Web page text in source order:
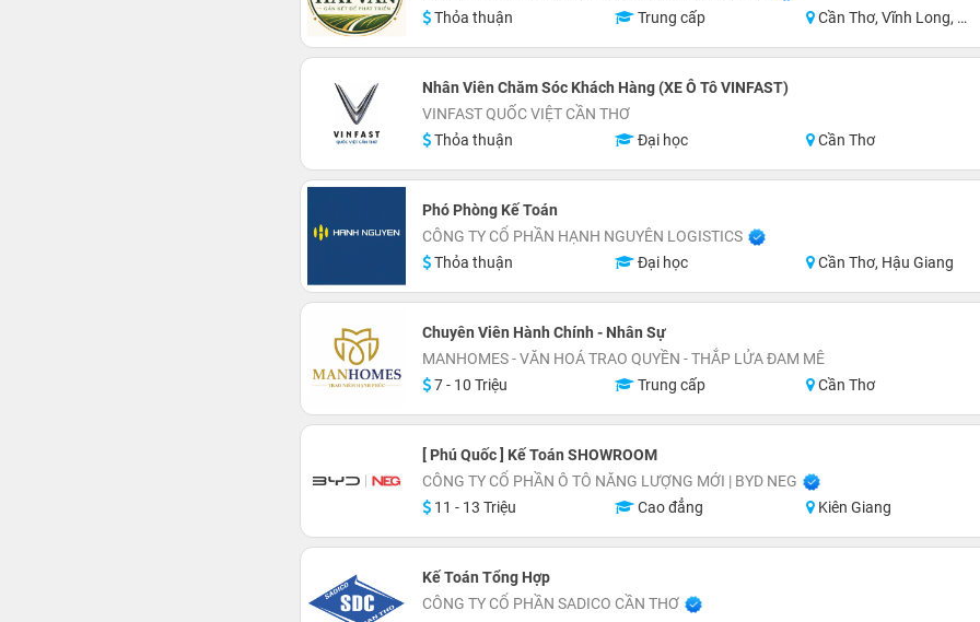
Thỏa thuận
Trung cấp Cần Thơ, Vĩnh Long, An Giang, Kiên Giang, Đồng Tháp, Hậu Giang
Nhân Viên Chăm Sóc Khách Hàng (XE Ô Tô VINFAST)
VINFAST QUỐC VIỆT CẦN THƠ
Thỏa thuận
Đại học Cần Thơ
Phó Phòng Kế Toán
CÔNG TY CỔ PHẦN HẠNH NGUYÊN LOGISTICS
Thỏa thuận
Đại học Cần Thơ, Hậu Giang
Chuyên Viên Hành Chính - Nhân Sự
MANHOMES - VĂN HOÁ TRAO QUYỀN - THẮP LỬA ĐAM MÊ
7 - 10 Triệu
Trung cấp Cần Thơ
[ Phú Quốc ] Kế Toán SHOWROOM
CÔNG TY CỔ PHẦN Ô TÔ NĂNG LƯỢNG MỚI | BYD NEG
11 - 13 Triệu
Cao đẳng Kiên Giang
Kế Toán Tổng Hợp
CÔNG TY CỔ PHẦN SADICO CẦN THƠ